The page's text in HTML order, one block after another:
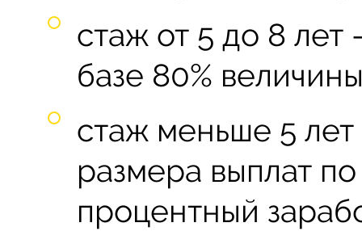
стаж от 5 до 8 лет
базе 80%
стаж меньше 5 лет
размера выплат
процентный